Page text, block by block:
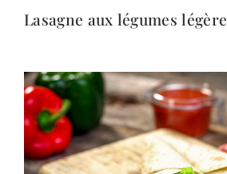
Lasagne aux légumes légère